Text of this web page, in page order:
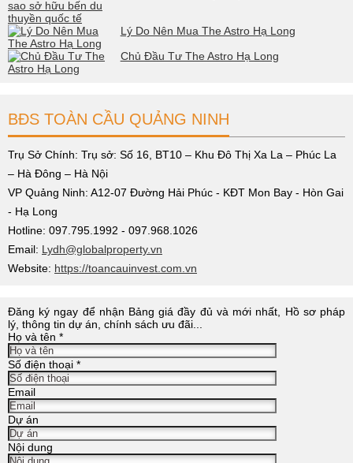
Lý Do Nên Mua The Astro Hạ Long
Chủ Đầu Tư The Astro Hạ Long
BĐS TOÀN CẦU QUẢNG NINH
Trụ Sở Chính: Trụ sở: Số 16, BT10 – Khu Đô Thị Xa La – Phúc La
– Hà Đông – Hà Nội
VP Quảng Ninh: A12-07 Đường Hải Phúc - KĐT Mon Bay - Hòn Gai
- Hạ Long
Hotline: 097.795.1992 - 097.968.1026
Email: Lydh@globalproperty.vn
Website: https://toancauinvest.com.vn
Đăng ký ngay để nhận Bảng giá đầy đủ và mới nhất, Hồ sơ pháp
lý, thông tin dự án, chính sách ưu đãi...
Họ và tên *
Số điện thoại *
Email
Dự án
Nội dung